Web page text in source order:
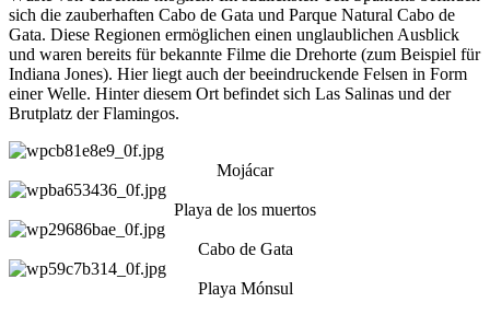
sich die zauberhaften Cabo de Gata und Parque Natural Cabo de
Gata. Diese Regionen ermöglichen einen unglaublichen Ausblick
und waren bereits für bekannte Filme die Drehorte (zum Beispiel für
Indiana Jones). Hier liegt auch der beeindruckende Felsen in Form
einer Welle. Hinter diesem Ort befindet sich Las Salinas und der
Brutplatz der Flamingos.
Mojácar
Playa de los muertos
Cabo de Gata
Playa Mónsul